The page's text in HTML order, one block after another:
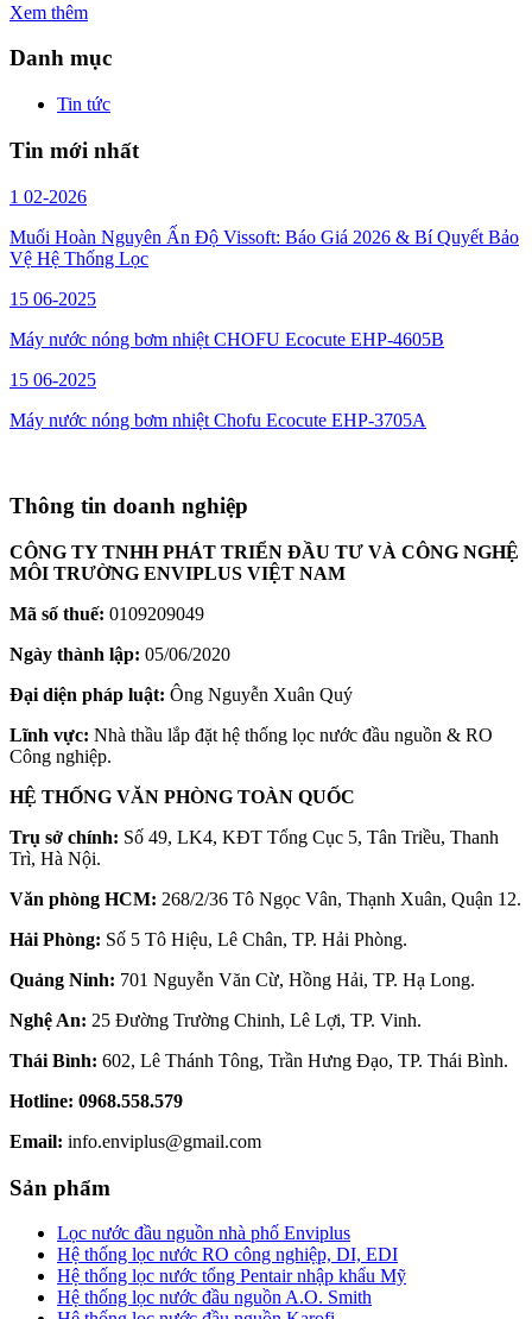
Xem thêm
Danh mục
Tin tức
Tin mới nhất
1 02-2026
Muối Hoàn Nguyên Ấn Độ Vissoft: Báo Giá 2026 & Bí Quyết Bảo
Vệ Hệ Thống Lọc
15 06-2025
Máy nước nóng bơm nhiệt CHOFU Ecocute EHP-4605B
15 06-2025
Máy nước nóng bơm nhiệt Chofu Ecocute EHP-3705A
Thông tin doanh nghiệp
CÔNG TY TNHH PHÁT TRIỂN ĐẦU TƯ VÀ CÔNG NGHỆ
MÔI TRƯỜNG ENVIPLUS VIỆT NAM
Mã số thuế: 0109209049
Ngày thành lập: 05/06/2020
Đại diện pháp luật: Ông Nguyễn Xuân Quý
Lĩnh vực: Nhà thầu lắp đặt hệ thống lọc nước đầu nguồn & RO
Công nghiệp.
HỆ THỐNG VĂN PHÒNG TOÀN QUỐC
Trụ sở chính: Số 49, LK4, KĐT Tổng Cục 5, Tân Triều, Thanh
Trì, Hà Nội.
Văn phòng HCM: 268/2/36 Tô Ngọc Vân, Thạnh Xuân, Quận 12.
Hải Phòng: Số 5 Tô Hiệu, Lê Chân, TP. Hải Phòng.
Quảng Ninh: 701 Nguyễn Văn Cừ, Hồng Hải, TP. Hạ Long.
Nghệ An: 25 Đường Trường Chinh, Lê Lợi, TP. Vinh.
Thái Bình: 602, Lê Thánh Tông, Trần Hưng Đạo, TP. Thái Bình.
Hotline: 0968.558.579
Email: info.enviplus@gmail.com
Sản phẩm
Lọc nước đầu nguồn nhà phố Enviplus
Hệ thống lọc nước RO công nghiệp, DI, EDI
Hệ thống lọc nước tổng Pentair nhập khẩu Mỹ
Hệ thống lọc nước đầu nguồn A.O. Smith